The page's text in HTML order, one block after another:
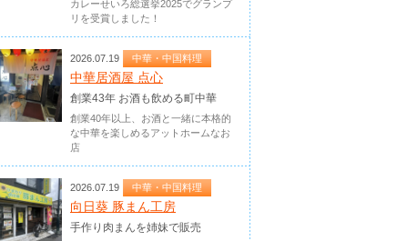
カレーせいろ総選挙2025でグランプ
リを受賞しました！
2026.07.19 中華・中国料理
中華居酒屋 点心
創業43年 お酒も飲める町中華
創業40年以上、お酒と一緒に本格的
な中華を楽しめるアットホームなお
店
2026.07.19 中華・中国料理
向日葵 豚まん工房
手作り肉まんを姉妹で販売